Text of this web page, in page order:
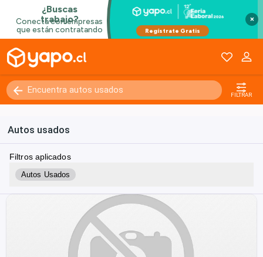
×
FILTRAR
Autos usados
Filtros aplicados
Autos Usados